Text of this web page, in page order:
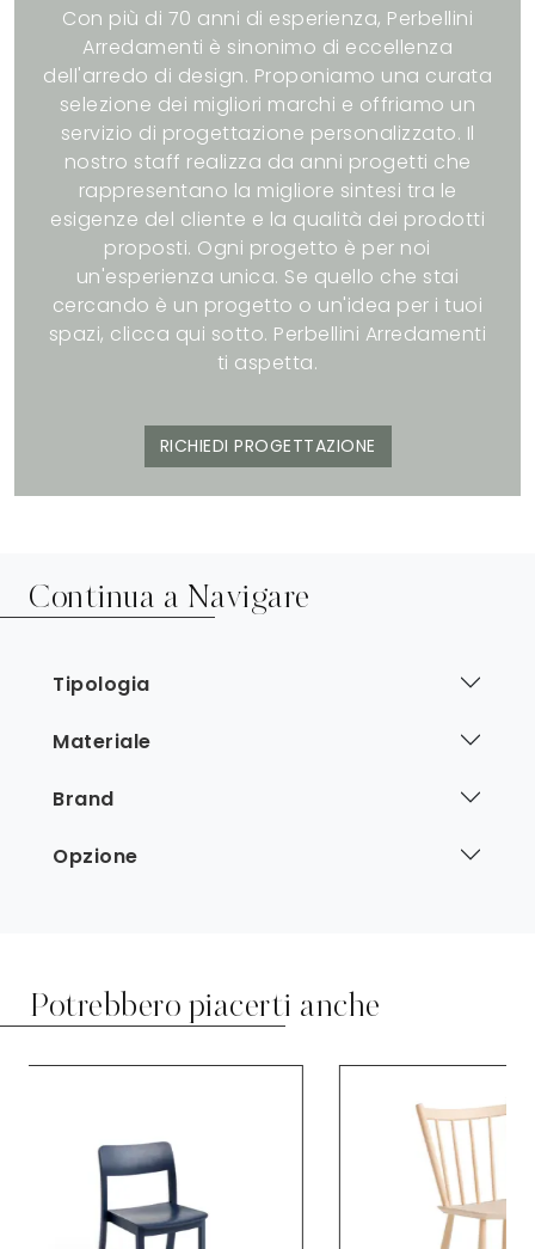
Con più di 70 anni di esperienza, Perbellini
Arredamenti è sinonimo di eccellenza
dell'arredo di design. Proponiamo una curata
selezione dei migliori marchi e offriamo un
servizio di progettazione personalizzato. Il
nostro staff realizza da anni progetti che
rappresentano la migliore sintesi tra le
esigenze del cliente e la qualità dei prodotti
proposti. Ogni progetto è per noi
un'esperienza unica. Se quello che stai
cercando è un progetto o un'idea per i tuoi
spazi, clicca qui sotto. Perbellini Arredamenti
ti aspetta.
RICHIEDI PROGETTAZIONE
Continua a Navigare
Tipologia
Materiale
Brand
Opzione
Potrebbero piacerti anche